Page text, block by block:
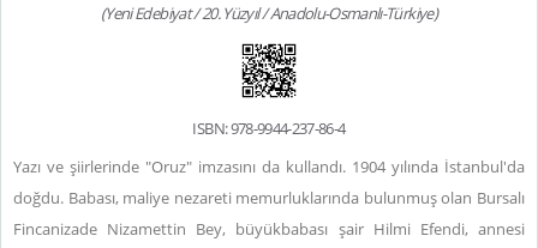
(Yeni Edebiyat / 20. Yüzyıl / Anadolu-Osmanlı-Türkiye)
ISBN: 978-9944-237-86-4
Yazı ve şiirlerinde "Oruz" imzasını da kullandı. 1904 yılında İstanbul'da
doğdu. Babası, maliye nezareti memurluklarında bulunmuş olan Bursalı
Fincanizade Nizamettin Bey, büyükbabası şair Hilmi Efendi, annesi